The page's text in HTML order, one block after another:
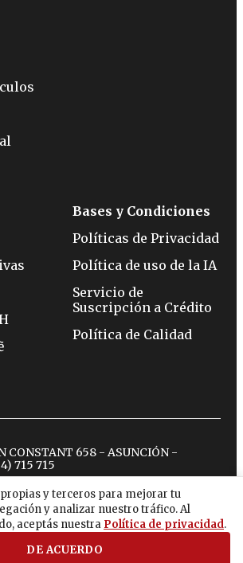
y terceros para mejorar tu
y analizar nuestro tráfico. Al
aceptás nuestra Política de privacidad.
DE ACUERDO
Bases y Condiciones
Políticas de Privacidad
Política de uso de la IA
Servicio de
Suscripción a Crédito
Política de Calidad
CONSTANT 658 - ASUNCIÓN -
715 715
facebook
tiktokyoutubespotify